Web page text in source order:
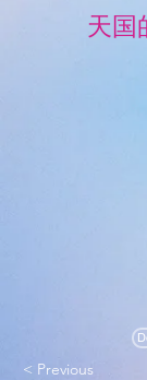
天国
< Previous